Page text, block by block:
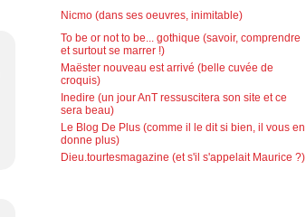
Nicmo (dans ses oeuvres, inimitable)
To be or not to be... gothique (savoir, comprendre
et surtout se marrer !)
Maëster nouveau est arrivé (belle cuvée de
croquis)
Inedire (un jour AnT ressuscitera son site et ce
sera beau)
Le Blog De Plus (comme il le dit si bien, il vous en
donne plus)
Dieu.tourtesmagazine (et s'il s'appelait Maurice ?)